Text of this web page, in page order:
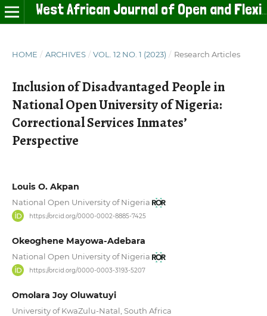
HOME / ARCHIVES / VOL. 12 NO. 1 (2023) / Research Articles
Inclusion of Disadvantaged People in
National Open University of Nigeria:
Correctional Services Inmates’
Perspective
Louis O. Akpan
National Open University of Nigeria
https://orcid.org/0000-0002-8885-7425
Okeoghene Mayowa-Adebara
National Open University of Nigeria
https://orcid.org/0000-0003-3193-5207
Omolara Joy Oluwatuyi
University of KwaZulu-Natal, South Africa